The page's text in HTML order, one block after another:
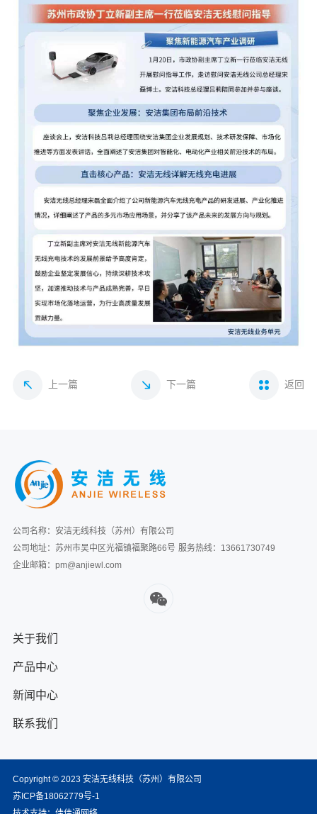
上一篇 下一篇 返回
公司名称：安洁无线科技（苏州）有限公司
公司地址：苏州市吴中区光福镇福聚路66号 服务热线：13661730749
企业邮箱：pm@anjiewl.com
关于我们
产品中心
新闻中心
联系我们
Copyright © 2023 安洁无线科技（苏州）有限公司
苏ICP备18062779号-1